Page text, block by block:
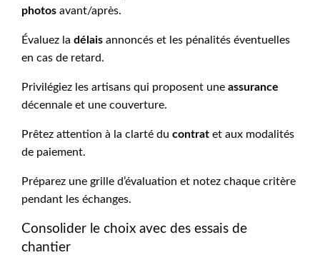
photos avant/après.
Évaluez la délais annoncés et les pénalités éventuelles
en cas de retard.
Privilégiez les artisans qui proposent une assurance
décennale et une couverture.
Prêtez attention à la clarté du contrat et aux modalités
de paiement.
Préparez une grille d’évaluation et notez chaque critère
pendant les échanges.
Consolider le choix avec des essais de
chantier